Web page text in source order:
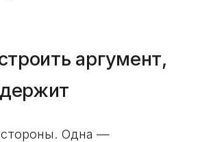
аргумент,
стороны. Одна —